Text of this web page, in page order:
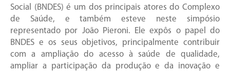
Social (BNDES) é um dos principais atores do Complexo
de Saúde, e também esteve neste simpósio
representado por João Pieroni. Ele expôs o papel do
BNDES e os seus objetivos, principalmente contribuir
com a ampliação do acesso à saúde de qualidade,
ampliar a participação da produção e da inovação e